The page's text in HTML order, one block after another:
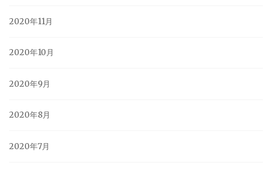
2020年11月
2020年10月
2020年9月
2020年8月
2020年7月